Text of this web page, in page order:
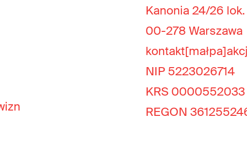
Kanonia 24/26
00-278 Warszawa
NIP 5223026714
KRS 0000552033
REGON